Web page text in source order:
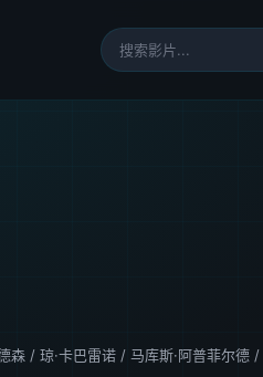
森 / 琼·卡巴雷诺 / 马库斯·阿普菲尔德 /